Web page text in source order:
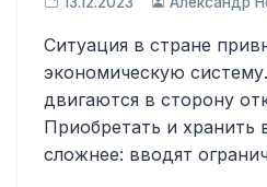
Ситуация в стране
экономическую
двигаются в сторону
Приобретать и хранить
сложнее: вводят